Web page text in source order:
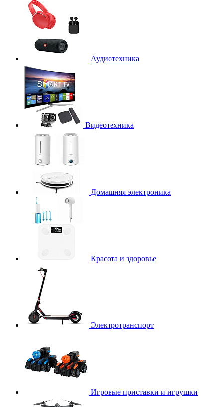
Аудиотехника
Видеотехника
Домашняя электроника
Красота и здоровье
Электротранспорт
Игровые приставки и игрушки